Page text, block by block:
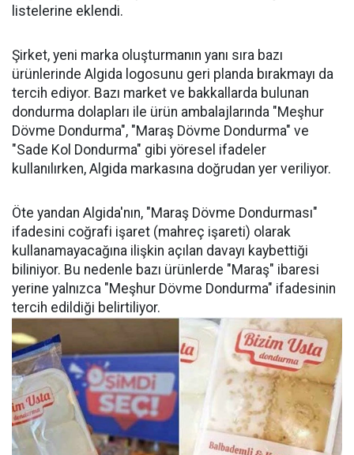
listelerine eklendi.
Şirket, yeni marka oluşturmanın yanı sıra bazı
ürünlerinde Algida logosunu geri planda bırakmayı da
tercih ediyor. Bazı market ve bakkallarda bulunan
dondurma dolapları ile ürün ambalajlarında "Meşhur
Dövme Dondurma", "Maraş Dövme Dondurma" ve
"Sade Kol Dondurma" gibi yöresel ifadeler
kullanılırken, Algida markasına doğrudan yer veriliyor.
Öte yandan Algida'nın, "Maraş Dövme Dondurması"
ifadesini coğrafi işaret (mahreç işareti) olarak
kullanamayacağına ilişkin açılan davayı kaybettiği
biliniyor. Bu nedenle bazı ürünlerde "Maraş" ibaresi
yerine yalnızca "Meşhur Dövme Dondurma" ifadesinin
tercih edildiği belirtiliyor.